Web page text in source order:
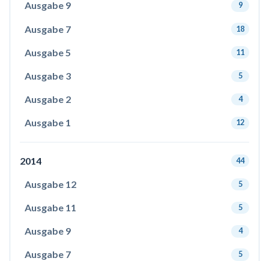
Ausgabe 9 9
Ausgabe 7 18
Ausgabe 5 11
Ausgabe 3 5
Ausgabe 2 4
Ausgabe 1 12
2014 44
Ausgabe 12 5
Ausgabe 11 5
Ausgabe 9 4
Ausgabe 7 5